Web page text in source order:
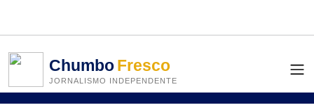
ChumboFresco
JORNALISMO INDEPENDENTE